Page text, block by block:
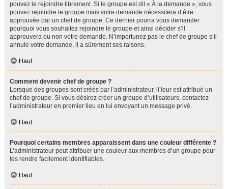
pouvez le rejoindre librement. Si le groupe est dit « À la demande », vous
pouvez rejoindre le groupe mais votre demande nécessitera d’être
approuvée par un chef de groupe. Ce dernier pourra vous demander
pourquoi vous souhaitez rejoindre le groupe et ainsi décider s’il
approuvera ou non votre demande. N’importunez pas le chef de groupe s’il
annule votre demande, il a sûrement ses raisons.
Haut
Comment devenir chef de groupe ?
Lorsque des groupes sont créés par l’administrateur, il leur est attribué un
chef de groupe. Si vous désirez créer un groupe d’utilisateurs, contactez
l’administrateur en premier lieu en lui envoyant un message privé.
Haut
Pourquoi certains membres apparaissent dans une couleur différente ?
L’administrateur peut attribuer une couleur aux membres d’un groupe pour
les rendre facilement identifiables.
Haut